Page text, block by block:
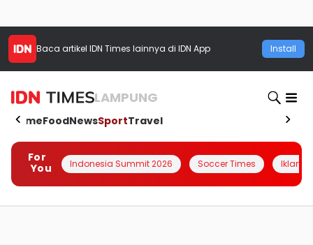
Baca artikel IDN Times lainnya di IDN App Install
LAMPUNG
HomeFoodNewsSportTravel
For
You
Indonesia Summit 2026 Soccer Times Iklanin